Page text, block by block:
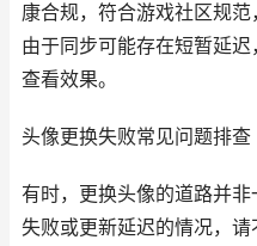
康合规，符合游戏社区规范
由于同步可能存在短暂延
查看效果。
头像更换失败常见问题排查
有时，更换头像的道路并
失败或更新延迟的情况，